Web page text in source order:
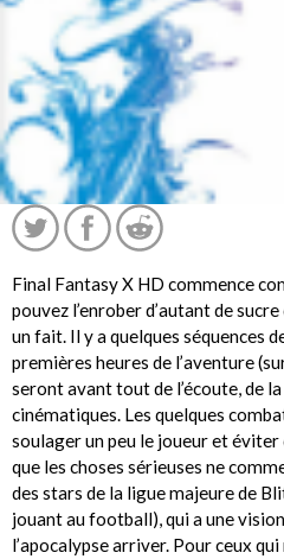
Final Fantasy X HD commence
pouvez l’enrober d’autant de
un fait. Il y a quelques séquences
premières heures de l’aventure
seront avant tout de l’écoute, de
cinématiques. Les quelques
soulager un peu le joueur et
que les choses sérieuses ne
des stars de la ligue majeure de
jouant au football), qui a une
l’apocalypse arriver. Pour ceux